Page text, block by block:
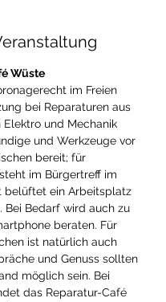
Wüste
im Freien
bei Reparaturen aus
Elektro und Mechanik
und Werkzeuge vor
bereit; für
im Bürgertreff im
belüftet ein Arbeitsplatz
Bei Bedarf wird auch zu
beraten. Für
ist natürlich auch
und Genuss sollten
möglich sein. Bei
das Reparatur-Café